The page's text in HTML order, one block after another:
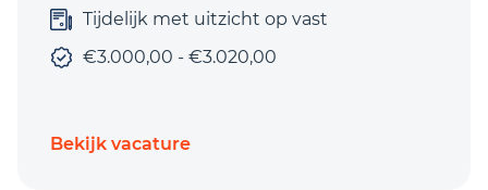
Tijdelijk met uitzicht op vast
€3.000,00 - €3.020,00
Bekijk vacature